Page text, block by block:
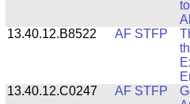
13.40.12.B8522
AF STFP
13.40.12.C0247
AF STFP